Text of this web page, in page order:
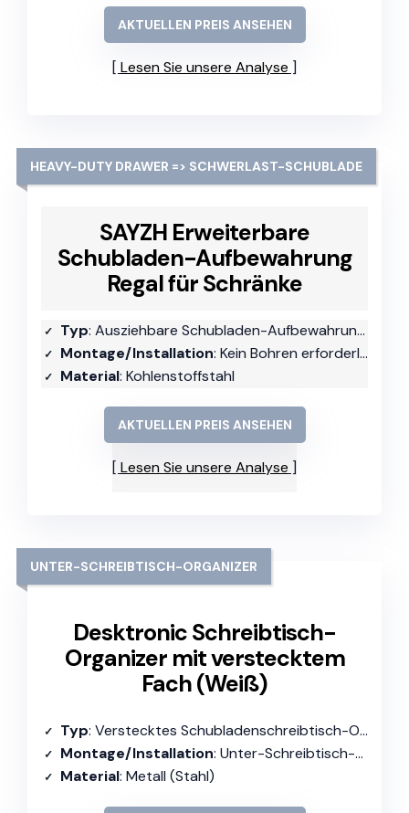
AKTUELLEN PREIS ANSEHEN
Lesen Sie unsere Analyse
SAYZH Erweiterbare
Schubladen-Aufbewahrung
Regal für Schränke
HEAVY-DUTY DRAWER => SCHWERLAST-SCHUBLADE
Typ: Ausziehbare Schubladen-Aufbewahrungshilfe
Montage/Installation: Kein Bohren erforderlich
Material: Kohlenstoffstahl
AKTUELLEN PREIS ANSEHEN
Lesen Sie unsere Analyse
Desktronic Schreibtisch-
Organizer mit verstecktem
Fach (Weiß)
UNTER-SCHREIBTISCH-ORGANIZER
Typ: Verstecktes Schubladenschreibtisch-Organizer
Montage/Installation: Unter-Schreibtisch-Montage
Material: Metall (Stahl)